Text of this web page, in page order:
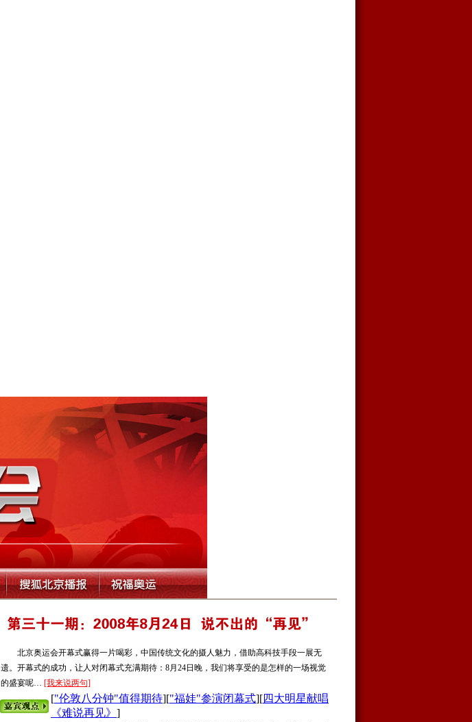
北京奥运会开幕式赢得一片喝彩，中国传统文化的摄人魅力，借助高科技手段一展无
遗。开幕式的成功，让人对闭幕式充满期待：8月24日晚，我们将享受的是怎样的一场视觉
的盛宴呢… [我来说两句]
["伦敦八分钟"值得期待]["福娃"参演闭幕式][四大明星献唱
《难说再见》 ]